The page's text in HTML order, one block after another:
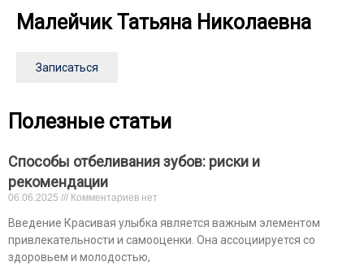
Малейчик Татьяна Николаевна
Записаться
Полезные статьи
Способы отбеливания зубов: риски и
рекомендации
06.06.2025 Комментариев нет
Введение Красивая улыбка является важным элементом
привлекательности и самооценки. Она ассоциируется со
здоровьем и молодостью,